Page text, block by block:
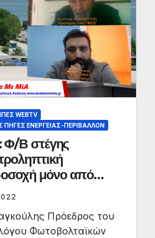
WEBTV
ΠΗΓΈΣ ΕΝΈΡΓΕΙΑΣ-ΠΕΡΙΒΆΛΛΟΝ
Φ/Β στέγης
μόνο από
Φραγκούλης: Ο
νομικα για το
Πρόεδρος του
Φωτοβολταϊκών